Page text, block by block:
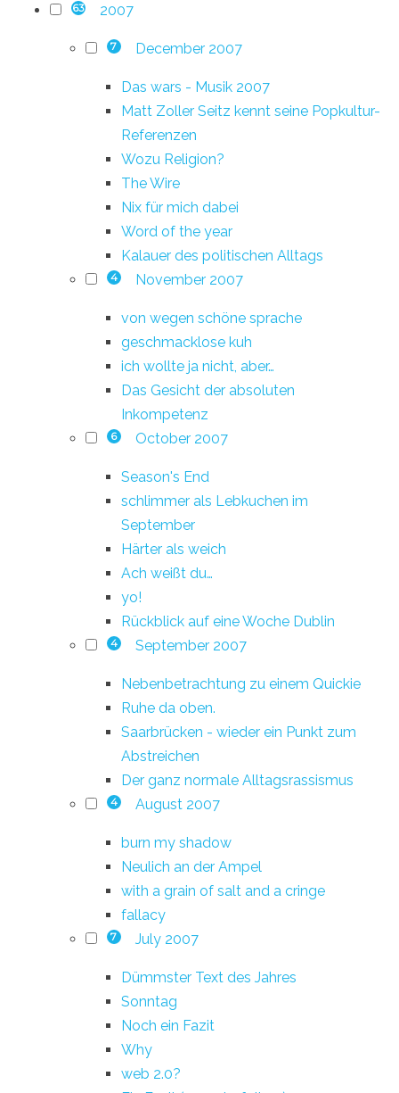
63 2007
7 December 2007
Das wars - Musik 2007
Matt Zoller Seitz kennt seine Popkultur-
Referenzen
Wozu Religion?
The Wire
Nix für mich dabei
Word of the year
Kalauer des politischen Alltags
4 November 2007
von wegen schöne sprache
geschmacklose kuh
ich wollte ja nicht, aber…
Das Gesicht der absoluten
Inkompetenz
6 October 2007
Season's End
schlimmer als Lebkuchen im
September
Härter als weich
Ach weißt du…
yo!
Rückblick auf eine Woche Dublin
4 September 2007
Nebenbetrachtung zu einem Quickie
Ruhe da oben.
Saarbrücken - wieder ein Punkt zum
Abstreichen
Der ganz normale Alltagsrassismus
4 August 2007
burn my shadow
Neulich an der Ampel
with a grain of salt and a cringe
fallacy
7 July 2007
Dümmster Text des Jahres
Sonntag
Noch ein Fazit
Why
web 2.0?